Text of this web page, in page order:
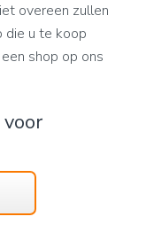
overeen zullen
die u te koop
shop op ons